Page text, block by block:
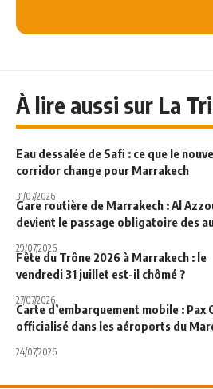
À lire aussi sur La
Eau dessalée de Safi : ce que le
corridor change pour Marrakech
31/07/2026
Gare routière de Marrakech : Al
devient le passage obligatoire des
29/07/2026
Fête du Trône 2026 à Marrakech : le
vendredi 31 juillet est-il chômé ?
27/07/2026
Carte d’embarquement mobile : Pax
officialisé dans les aéroports du
24/07/2026